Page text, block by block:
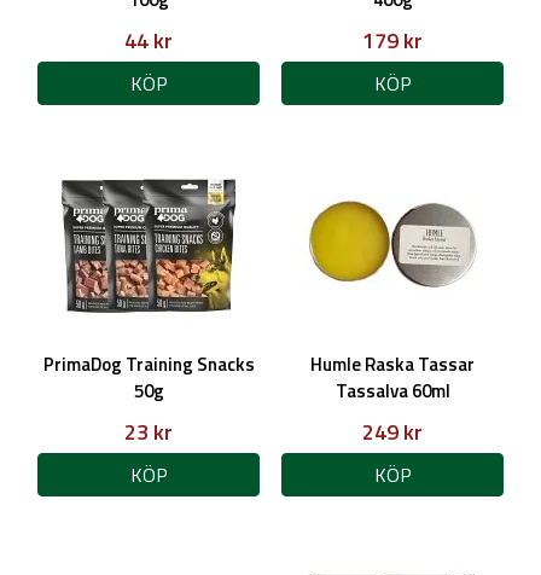
44 kr
KÖP
179 kr
KÖP
PrimaDog Training Snacks
50g
23 kr
KÖP
Humle Raska Tassar
Tassalva 60ml
249 kr
KÖP